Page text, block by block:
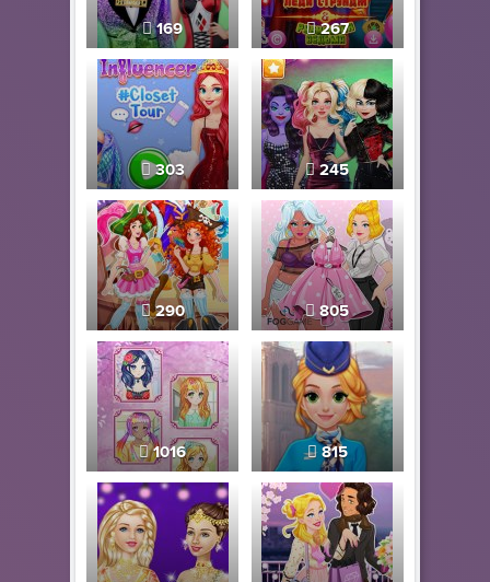
169 267
303 245
290 805
1016 815